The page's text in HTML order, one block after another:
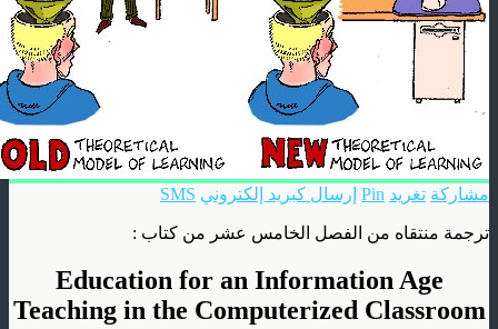
مشاركة تغريد Pin إرسال كبريد إلكتروني SMS
ترجمة منتقاه من الفصل الخامس عشر من كتاب :
Education for an Information Age
Teaching in the Computerized Classroom